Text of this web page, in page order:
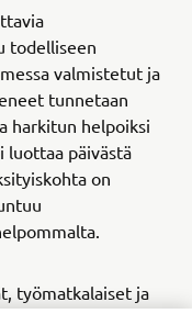
todelliseen
valmistetut ja
tunnetaan
harkitun helpoiksi
luottaa päivästä
on
työmatkalaiset ja